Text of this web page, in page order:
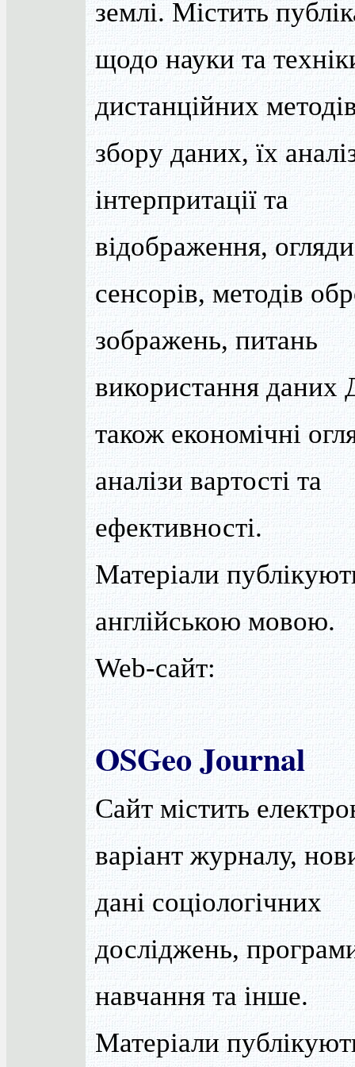
землі. Містить
щодо науки та
дистанційних
збору даних, їх
інтерпритації та
відображення, огляди
сенсорів, методів
зображень, питань
використання даних
також економічні
аналізи вартості та
ефективності.
Матеріали
англійською мовою.
Web-сайт:
OSGeo Journal
Сайт містить
варіант журналу,
дані соціологічних
досліджень,
навчання та інше.
Матеріали